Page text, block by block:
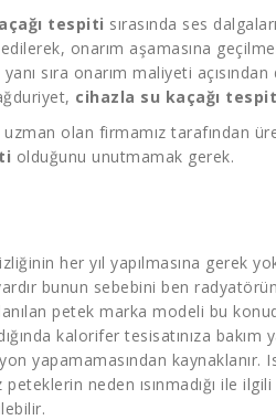
tespiti sırasında ses
onarım aşamasına
sıra onarım maliyeti
cihazla su kaçağı
uzman olan firmamız tarafından
olduğunu unutmamak gerek.
her yıl yapılmasına gerek
bunun sebebini ben
petek marka modeli bu
kalorifer tesisatınıza
yapamamasından
peteklerin neden ısınmadığı ile